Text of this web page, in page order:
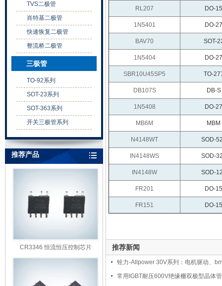
TVS二极管
肖特基二极管
快速恢复二极管
整流桥二极管
三极管
TO-92系列
SOT-23系列
SOT-363系列
开关三极管系列
推荐产品
CR3346 恒流恒压控制芯片
RL207 DO-15
1N5401 DO-27
BAV70 SOT-
1N5404 DO-27
SBR10U45SP5 TO-
DB107S DB-S
1N5408 DO-27
MB6M MBM
N4148WT SOD-
IN4148WS SOD-
IN4148W SOD-
FR201 DO-15
FR151 DO-15
推荐新闻
铨力-Allpower 30V系列：电机驱动、
常用IGBT耐压600V绝缘栅双极型晶体